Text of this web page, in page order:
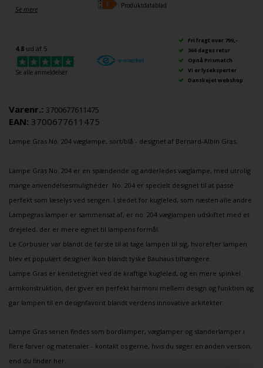
Se mere
Produktdatablad
4.8 ud af 5
Se alle anmeldelser
Fri fragt over 799,-
366 dages retur
Opnå Prismatch
Vi er lyseksperter
Danskejet webshop
Varenr.: 3700677611475
EAN: 3700677611475
Lampe Gras No. 204 væglampe, sort/blå - designet af Bernard-Albin Gras.
Lampe Gras No. 204 er en spændende og anderledes væglampe, med utrolig
mange anvendelsesmuligheder. No. 204 er specielt designet til at passe
perfekt som læselys ved sengen. I stedet for kugleled, som næsten alle andre
Lampegras lamper er sammensat af, er no. 204 væglampen udskiftet med et
drejeled, der er mere egnet til lampens formål.
Le Corbusier var blandt de første til at tage lampen til sig, hvorefter lampen
blev et populært designer ikon blandt tyske Bauhaus tilhængere.
Lampe Gras er kendetegnet ved de kraftige kugleled, og en mere spinkel
armkonstruktion, der giver en perfekt harmoni mellem design og funktion og
gør lampen til en designfavorit blandt verdens innovative arkitekter.
Lampe Gras serien findes som bordlamper, væglamper og standerlamper i
flere farver og materialer - kontakt os gerne, hvis du søger en anden version,
end du finder her.